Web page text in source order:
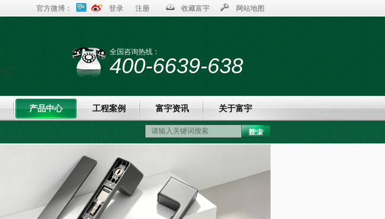
官方微博： 登录 注册 收藏富宇 网站地图
全国咨询热线：
400-6639-638
产品中心 工程案例 富宇资讯 关于富宇